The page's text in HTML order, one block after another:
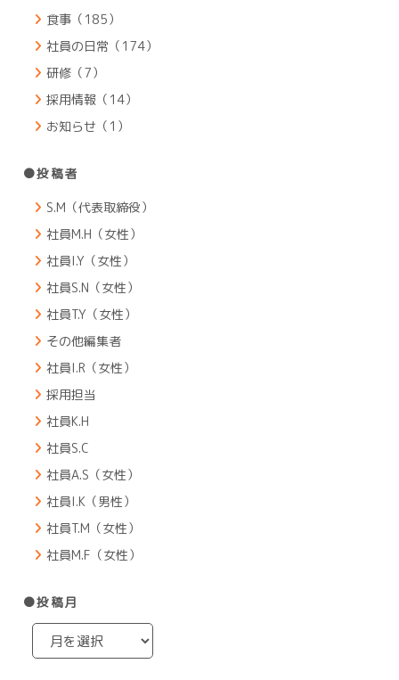
食事（185）
社員の日常（174）
研修（7）
採用情報（14）
お知らせ（1）
●投稿者
S.M（代表取締役）
社員M.H（女性）
社員I.Y（女性）
社員S.N（女性）
社員T.Y（女性）
その他編集者
社員I.R（女性）
採用担当
社員K.H
社員S.C
社員A.S（女性）
社員I.K（男性）
社員T.M（女性）
社員M.F（女性）
●投稿月